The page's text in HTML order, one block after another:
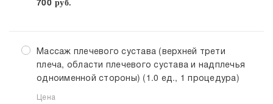
руб.
Массаж плечевого сустава (верхней трети
плеча, области плечевого сустава и надплечья
одноименной стороны) (1.0 ед., 1 процедура)
Цена